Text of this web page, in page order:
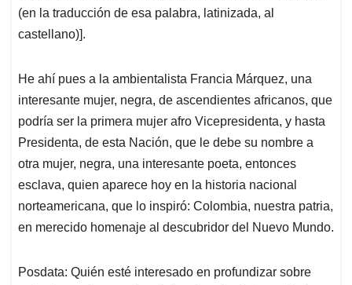
(en la traducción de esa palabra, latinizada, al
castellano)].
He ahí pues a la ambientalista Francia Márquez, una
interesante mujer, negra, de ascendientes africanos, que
podría ser la primera mujer afro Vicepresidenta, y hasta
Presidenta, de esta Nación, que le debe su nombre a
otra mujer, negra, una interesante poeta, entonces
esclava, quien aparece hoy en la historia nacional
norteamericana, que lo inspiró: Colombia, nuestra patria,
en merecido homenaje al descubridor del Nuevo Mundo.
Posdata: Quién esté interesado en profundizar sobre